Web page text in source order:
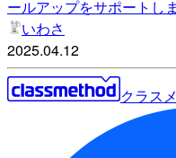
ールアップをサポートし
いわさ
2025.04.12
クラス